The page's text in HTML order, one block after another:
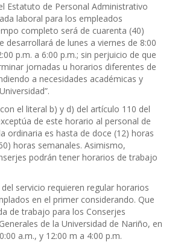
Estatuto de Personal Administrativo
laboral para los empleados
completo será de cuarenta (40)
desarrollará de lunes a viernes de 8:00
p.m. a 6:00 p.m.; sin perjuicio de que
jornadas u horarios diferentes de
a necesidades académicas y
el literal b) y d) del artículo 110 del
de este horario al personal de
ordinaria es hasta de doce (12) horas
horas semanales. Asimismo,
podrán tener horarios de trabajo
servicio requieren regular horarios
en el primer considerando. Que
de trabajo para los Conserjes
de la Universidad de Nariño, en
a.m., y 12:00 m a 4:00 p.m.